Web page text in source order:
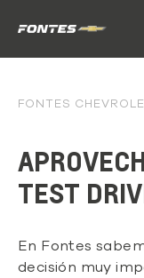
FONTES
TEST
En Fontes
decisión muy